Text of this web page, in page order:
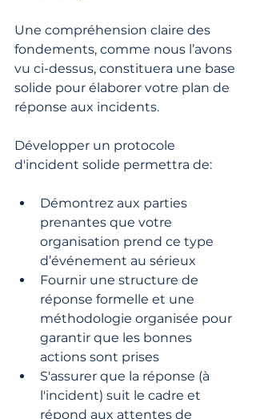
Une compréhension claire des
fondements, comme nous l’avons
vu ci-dessus, constituera une base
solide pour élaborer votre plan de
réponse aux incidents.
Développer un protocole
d'incident solide permettra de:
Démontrez aux parties
prenantes que votre
organisation prend ce type
d’événement au sérieux
Fournir une structure de
réponse formelle et une
méthodologie organisée pour
garantir que les bonnes
actions sont prises
S'assurer que la réponse (à
l'incident) suit le cadre et
répond aux attentes de